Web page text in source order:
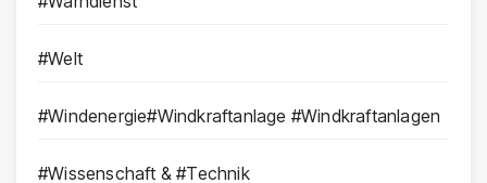
#Welt
#Windenergie#Windkraftanlage #Windkraftanlagen
#Wissenschaft & #Technik